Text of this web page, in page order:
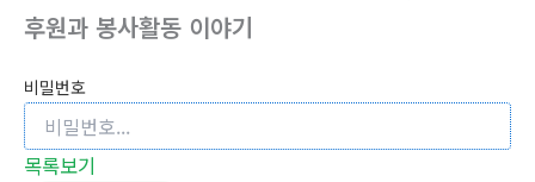
후원과 봉사활동 이야기
비밀번호
목록보기